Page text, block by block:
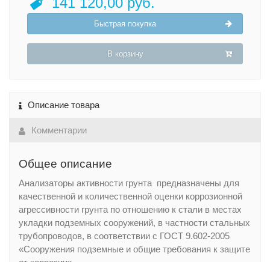
Быстрая покупка
В корзину
Описание товара
Комментарии
Общее описание
Анализаторы активности грунта предназначены для
качественной и количественной оценки коррозионной
агрессивности грунта по отношению к стали в местах
укладки подземных сооружений, в частности стальных
трубопроводов, в соответствии с ГОСТ 9.602-2005
«Сооружения подземные и общие требования к защите